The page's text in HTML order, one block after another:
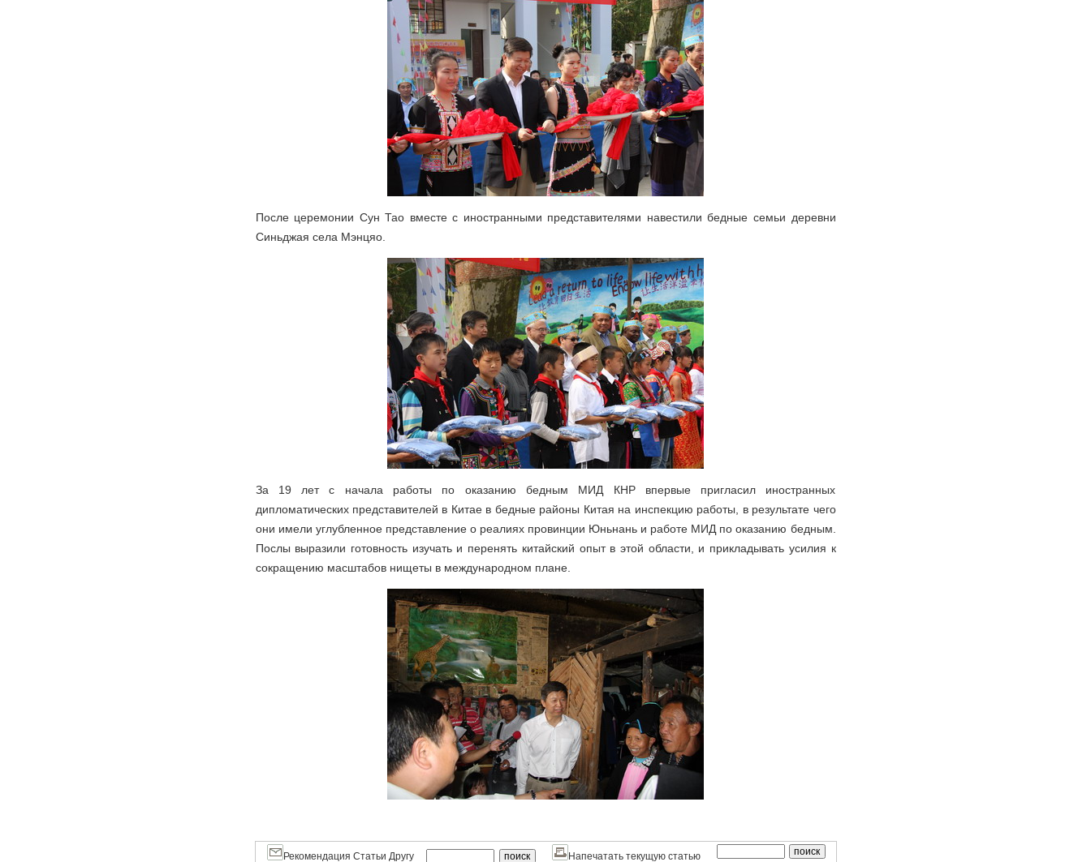
После церемонии Сун Тао вместе с иностранными представителями навестили бедные семьи деревни
Синьджая села Мэнцяо.
За 19 лет с начала работы по оказанию бедным МИД КНР впервые пригласил иностранных
дипломатических представителей в Китае в бедные районы Китая на инспекцию работы, в результате чего
они имели углубленное представление о реалиях провинции Юньнань и работе МИД по оказанию бедным.
Послы выразили готовность изучать и перенять китайский опыт в этой области, и прикладывать усилия к
сокращению масштабов нищеты в международном плане.
Рекомендация Статьи Другу Напечатать текущую статью